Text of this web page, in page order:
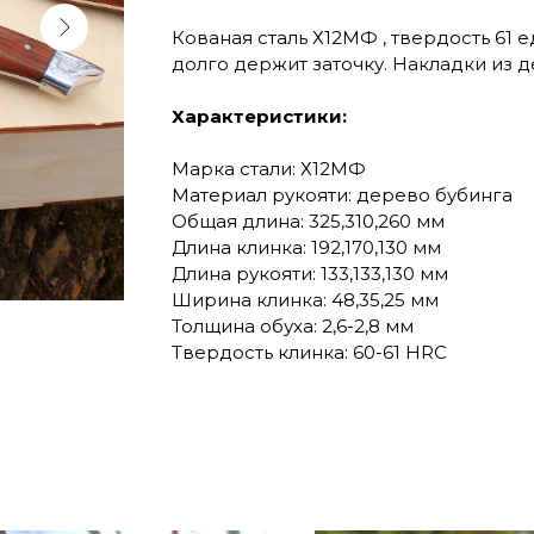
Кованая сталь Х12МФ , твердость 61
долго держит заточку. Накладки из
Характеристики:
Марка стали: Х12МФ
Материал рукояти: дерево бубинга
Общая длина: 325,310,260 мм
Длина клинка: 192,170,130 мм
Длина рукояти: 133,133,130 мм
Ширина клинка: 48,35,25 мм
Толщина обуха: 2,6-2,8 мм
Твердость клинка: 60-61 HRC